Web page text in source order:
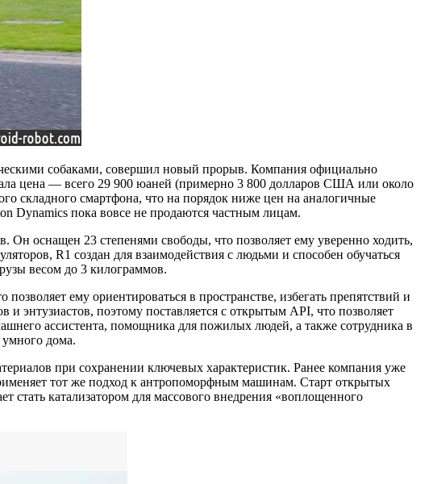
собаками, совершил новый прорыв. Компания официально
цена — всего 29 900 юаней (примерно 3 800 долларов США или около
складного смартфона, что на порядок ниже цен на аналогичные
Dynamics пока вовсе не продаются частным лицам.
Он оснащен 23 степенями свободы, что позволяет ему уверенно ходить,
R1 создан для взаимодействия с людьми и способен обучаться
весом до 3 килограммов.
ему ориентироваться в пространстве, избегать препятствий и
энтузиастов, поэтому поставляется с открытым API, что позволяет
ассистента, помощника для пожилых людей, а также сотрудника в
дома.
при сохранении ключевых характеристик. Ранее компания уже
тот же подход к антропоморфным машинам. Старт открытых
катализатором для массового внедрения «воплощенного